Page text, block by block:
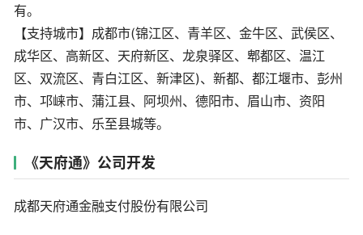
有。
【支持城市】成都市(锦江区、青羊区、金牛区、武侯区、
成华区、高新区、天府新区、龙泉驿区、郫都区、温江
区、双流区、青白江区、新津区)、新都、都江堰市、彭州
市、邛崃市、蒲江县、阿坝州、德阳市、眉山市、资阳
市、广汉市、乐至县城等。
《天府通》公司开发
成都天府通金融支付股份有限公司